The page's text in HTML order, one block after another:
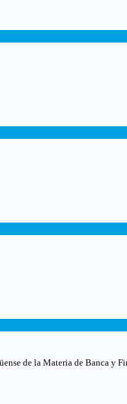
de la Materia de Banca y